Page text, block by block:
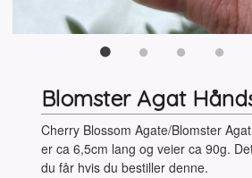
Blomster Agat
Cherry Blossom Agate/Blomster
er ca 6,5cm lang og veier ca 90g.
du får hvis du bestiller denne.